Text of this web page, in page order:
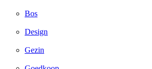
Bos
Design
Gezin